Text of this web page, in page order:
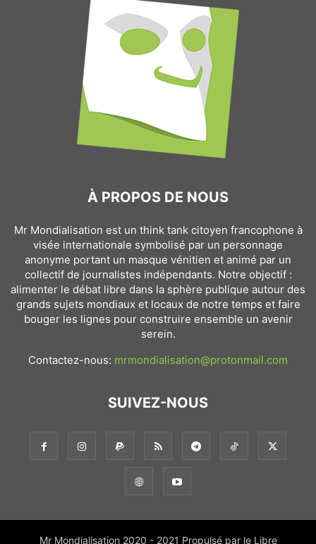
À PROPOS DE NOUS
Mr Mondialisation est un think tank citoyen francophone à
visée internationale symbolisé par un personnage
anonyme portant un masque vénitien et animé par un
collectif de journalistes indépendants. Notre objectif :
alimenter le débat libre dans la sphère publique autour des
grands sujets mondiaux et locaux de notre temps et faire
bouger les lignes pour construire ensemble un avenir
serein.
Contactez-nous: mrmondialisation@protonmail.com
SUIVEZ-NOUS
Mr Mondialisation 2020 - 2021 Propulsé par le Libre